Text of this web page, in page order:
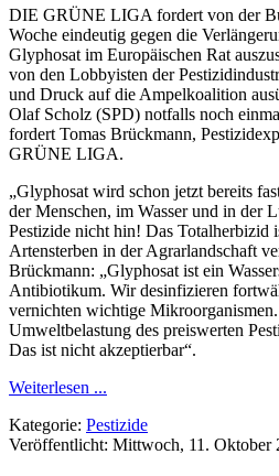
DIE GRÜNE LIGA fordert von der
Woche eindeutig gegen die
Glyphosat im Europäischen Rat
von den Lobbyisten der
und Druck auf die Ampelkoalition
Olaf Scholz (SPD) notfalls noch
fordert Tomas Brückmann,
GRÜNE LIGA.
„Glyphosat wird schon jetzt bereits
der Menschen, im Wasser und in der
Pestizide nicht hin! Das Totalherbizid
Artensterben in der Agrarlandschaft
Brückmann: „Glyphosat ist ein
Antibiotikum. Wir desinfizieren
vernichten wichtige
Umweltbelastung des preiswerten
Das ist nicht akzeptierbar“.
Weiterlesen ...
Kategorie: Pestizide
Veröffentlicht: Mittwoch, 11. Oktober